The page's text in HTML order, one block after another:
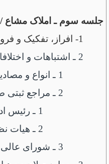
جلسه سوم ـ املاک مشاع /
1- افراز، تفکیک و فروش املاک مشا
2 ـ اشتباهات و اختلافات ثبتی
1 ـ انواع و مصادیق اشتباهات و اختلافات ثبتی
2 ـ مراجع ثبتی صالح به رسیدگی
1 ـ رئیس اداره ثبت
2 ـ هیات نظارت
3 ـ شورای عالی ثبت